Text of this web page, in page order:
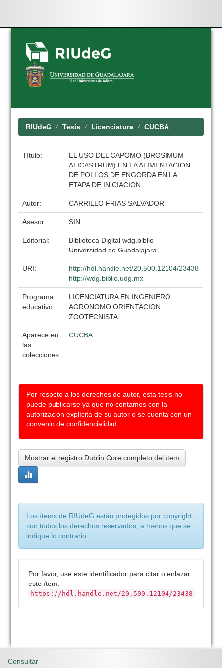
Skip
navigation
RIUdeG Tesis Licenciatura CUCBA
Título:
EL USO DEL CAPOMO (BROSIMUM
ALICASTRUM) EN LA ALIMENTACION
DE POLLOS DE ENGORDA EN LA
ETAPA DE INICIACION
Autor: CARRILLO FRIAS SALVADOR
Asesor: SIN
Editorial:
Biblioteca Digital wdg.biblio
Universidad de Guadalajara
URI:
http://hdl.handle.net/20.500.12104/23438
http://wdg.biblio.udg.mx
Programa
educativo:
LICENCIATURA EN INGENIERO
AGRONOMO ORIENTACION
ZOOTECNISTA
Aparece en
las
colecciones:
CUCBA
Por respeto a los derechos de autor, esta tesis no
puede publicarse ya que no contamos con la
autorización explícita de su autor o se cuenta con un
convenio de confidencialidad
Mostrar el registro Dublin Core completo del ítem
Los ítems de RIUdeG están protegidos por copyright,
con todos los derechos reservados, a menos que se
indique lo contrario.
Por favor, use este identificador para citar o enlazar
este ítem:
https://hdl.handle.net/20.500.12104/23438
Consultar